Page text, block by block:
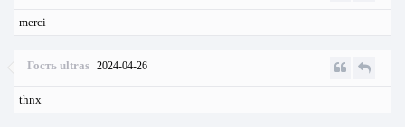
merci
Гость ultras 2024-04-26
thnx